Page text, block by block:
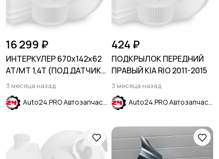
16 299 ₽
ИНТЕРКУЛЕР 670х142х62
AT/MT 1,4T (ПОД ДАТЧИК)
BUICK ENCORE 2017-
2024/CHEVROLET TRAX
2017-2023
3 месяца назад
Auto24.PRO Автозапчасти
424 ₽
ПОДКРЫЛОК ПЕРЕДНИЙ
ПРАВЫЙ KIA RIO 2011-2015
3 месяца назад
Auto24.PRO Автозапчасти